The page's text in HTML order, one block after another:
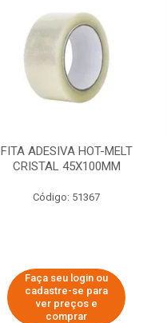
FITA ADESIVA HOT-MELT
CRISTAL 45X100MM
Código: 51367
Faça seu login ou
cadastre-se para
ver preços e
comprar